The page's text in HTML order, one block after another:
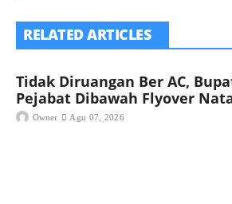
RELATED ARTICLES
Tidak Diruangan Ber AC,
Pejabat Dibawah Flyover
Owner Agu 07, 2026